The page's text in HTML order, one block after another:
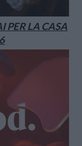
PER LA CASA